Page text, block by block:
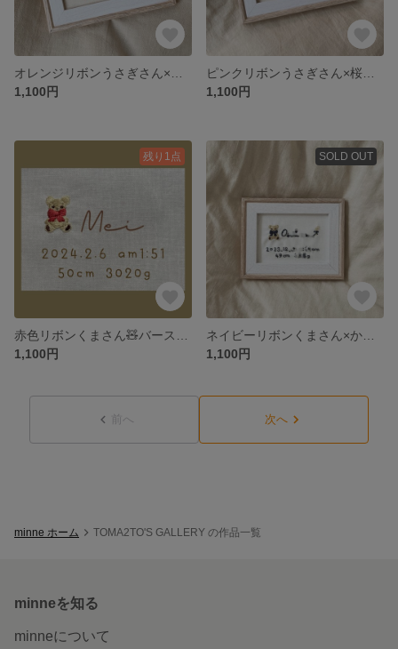
1,100円
1,100円
残り1点
1,100円
SOLD OUT
1,100円
前へ 次へ
minne ホーム TOMA2TO'S GALLERY の作品一覧
minneを知る
minneについて